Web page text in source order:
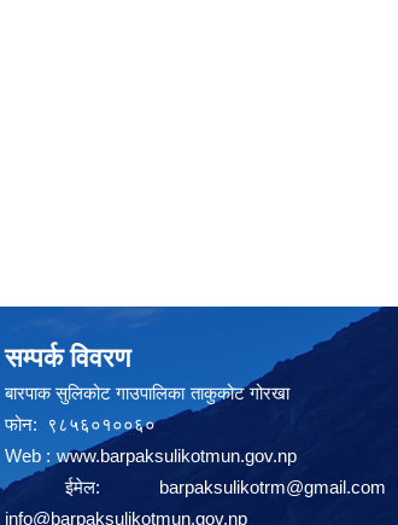
सम्पर्क विवरण
बारपाक सुलिकोट गाउपालिका ताकुकोट गोरखा
फोन: ९८५६०१००६०
Web : www.barpaksulikotmun.gov.np
ईमेल: barpaksulikotrm@gmail.com
info@barpaksulikotmun.gov.np